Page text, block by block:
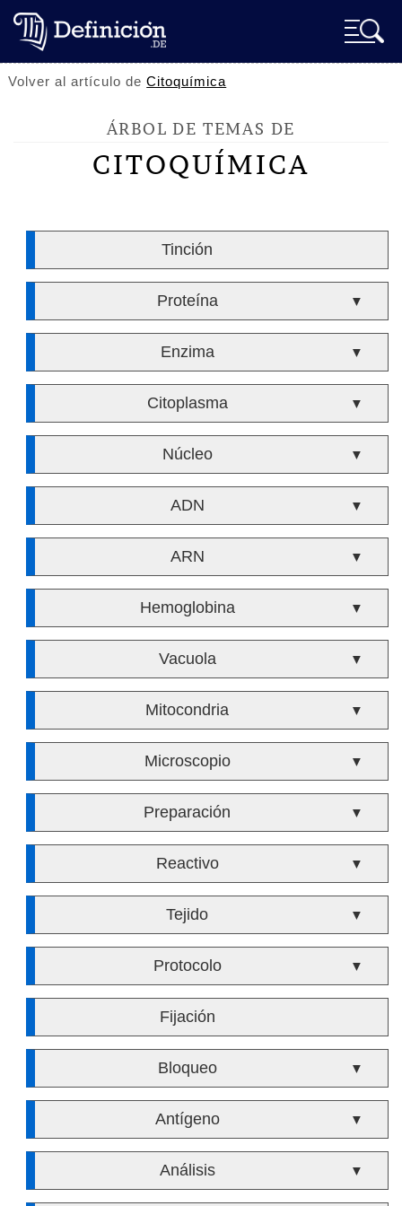
Volver al artículo deCitoquímica
ÁRBOL DE TEMAS DE
CITOQUÍMICA
Tinción
Proteína ▼
Enzima ▼
Citoplasma ▼
Núcleo ▼
ADN ▼
ARN ▼
Hemoglobina ▼
Vacuola ▼
Mitocondria ▼
Microscopio ▼
Preparación ▼
Reactivo ▼
Tejido ▼
Protocolo ▼
Fijación
Bloqueo ▼
Antígeno ▼
Análisis ▼